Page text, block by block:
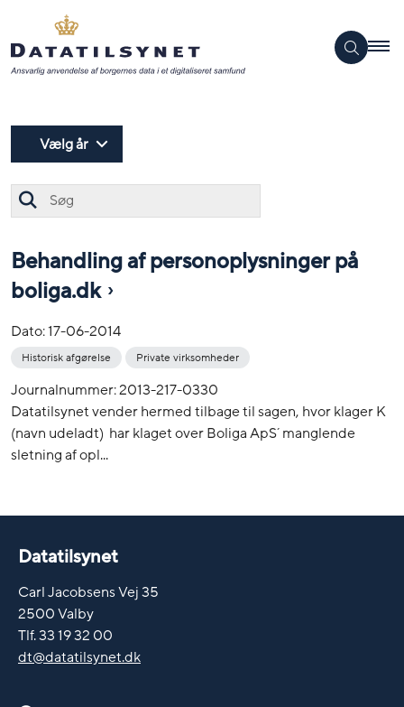
Vælg år
Behandling af personoplysninger på
boliga.dk
Dato:17-06-2014
Historisk afgørelse Private virksomheder
Journalnummer: 2013-217-0330
Datatilsynet vender hermed tilbage til sagen, hvor klager K
(navn udeladt) har klaget over Boliga ApS´ manglende
sletning af opl...
Datatilsynet
Carl Jacobsens Vej 35
2500 Valby
Tlf. 33 19 32 00
dt@datatilsynet.dk